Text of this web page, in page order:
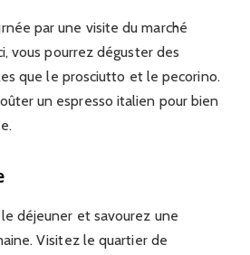
par une visite du marché
vous pourrez déguster des
que le prosciutto et le pecorino.
un espresso italien pour bien
déjeuner et savourez une
Visitez le quartier de